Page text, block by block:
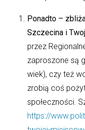
Ponadto –
Szczecina i
przez
zaproszone są
wiek), czy też
zrobią coś
społeczności.
https://